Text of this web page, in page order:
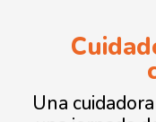
Una